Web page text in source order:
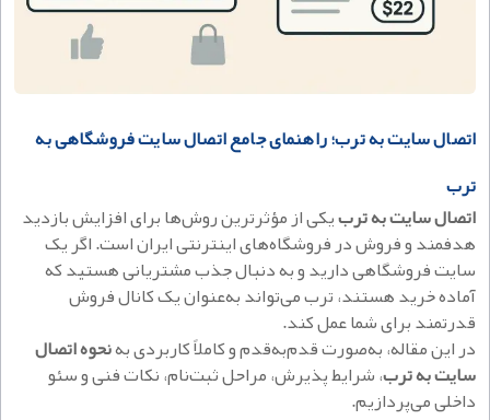
اتصال سایت به ترب؛ راهنمای جامع اتصال سایت فروشگاهی به
ترب
اتصال سایت به تربیکی از مؤثرترین روش‌ها برای افزایش بازدید
هدفمند و فروش در فروشگاه‌های اینترنتی ایران است. اگر یک
سایت فروشگاهی دارید و به دنبال جذب مشتریانی هستید که
آماده خرید هستند، ترب می‌تواند به‌عنوان یک کانال فروش
قدرتمند برای شما عمل کند.
در این مقاله، به‌صورت قدم‌به‌قدم و کاملاً کاربردی بهنحوه اتصال
سایت به ترب، شرایط پذیرش، مراحل ثبت‌نام، نکات فنی و سئو
داخلی می‌پردازیم.